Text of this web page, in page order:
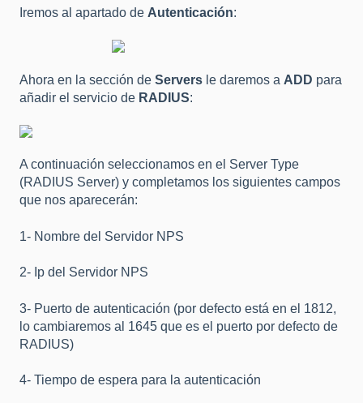
Iremos al apartado de Autenticación:
Ahora en la sección de Servers le daremos a ADD para
añadir el servicio de RADIUS:
A continuación seleccionamos en el Server Type
(RADIUS Server) y completamos los siguientes campos
que nos aparecerán:
1- Nombre del Servidor NPS
2- Ip del Servidor NPS
3- Puerto de autenticación (por defecto está en el 1812,
lo cambiaremos al 1645 que es el puerto por defecto de
RADIUS)
4- Tiempo de espera para la autenticación